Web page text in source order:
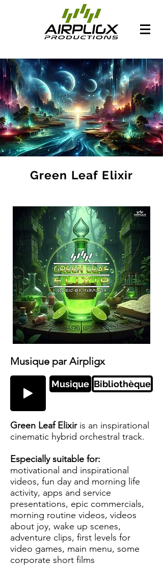
Green Leaf Elixir
Musique par Airpligx
Musique Bibliothèque
Green Leaf Elixiris an inspirational
cinematic hybrid orchestral track.
Especially suitable for:
motivational and inspirational
videos, fun day and morning life
activity, apps and service
presentations, epic commercials,
morning routine videos, videos
about joy, wake up scenes,
adventure clips, first levels for
video games, main menu, some
corporate short films